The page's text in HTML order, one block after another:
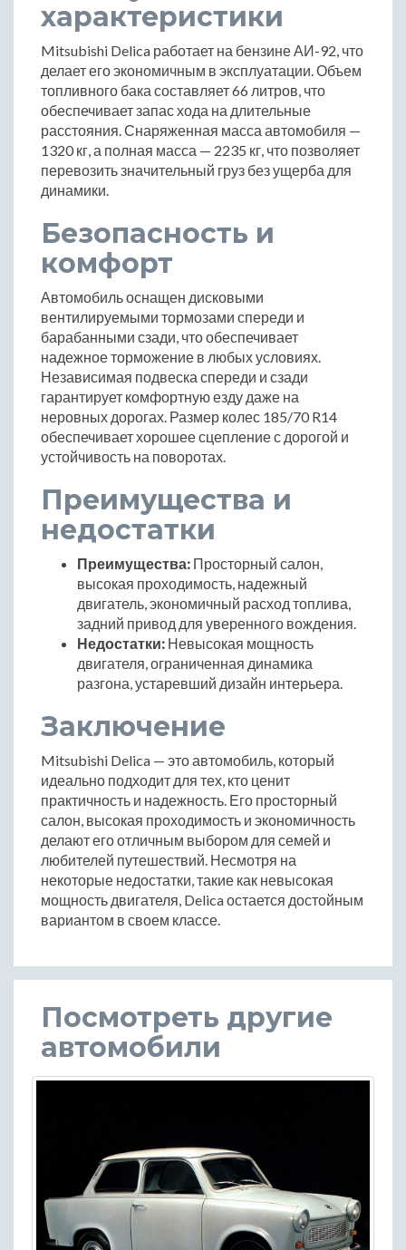
характеристики
Mitsubishi Delica работает на бензине АИ-92, что
делает его экономичным в эксплуатации. Объем
топливного бака составляет 66 литров, что
обеспечивает запас хода на длительные
расстояния. Снаряженная масса автомобиля —
1320 кг, а полная масса — 2235 кг, что позволяет
перевозить значительный груз без ущерба для
динамики.
Безопасность и
комфорт
Автомобиль оснащен дисковыми
вентилируемыми тормозами спереди и
барабанными сзади, что обеспечивает
надежное торможение в любых условиях.
Независимая подвеска спереди и сзади
гарантирует комфортную езду даже на
неровных дорогах. Размер колес 185/70 R14
обеспечивает хорошее сцепление с дорогой и
устойчивость на поворотах.
Преимущества и
недостатки
Преимущества: Просторный салон,
высокая проходимость, надежный
двигатель, экономичный расход топлива,
задний привод для уверенного вождения.
Недостатки: Невысокая мощность
двигателя, ограниченная динамика
разгона, устаревший дизайн интерьера.
Заключение
Mitsubishi Delica — это автомобиль, который
идеально подходит для тех, кто ценит
практичность и надежность. Его просторный
салон, высокая проходимость и экономичность
делают его отличным выбором для семей и
любителей путешествий. Несмотря на
некоторые недостатки, такие как невысокая
мощность двигателя, Delica остается достойным
вариантом в своем классе.
Посмотреть другие
автомобили